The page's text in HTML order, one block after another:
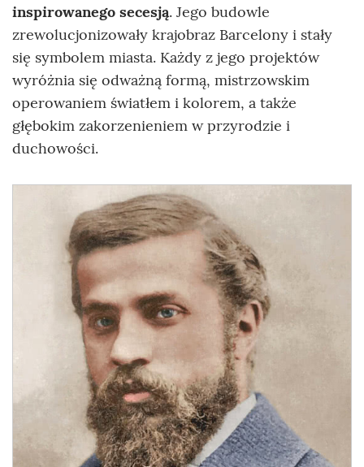
inspirowanego secesją. Jego budowle
zrewolucjonizowały krajobraz Barcelony i stały
się symbolem miasta. Każdy z jego projektów
wyróżnia się odważną formą, mistrzowskim
operowaniem światłem i kolorem, a także
głębokim zakorzenieniem w przyrodzie i
duchowości.